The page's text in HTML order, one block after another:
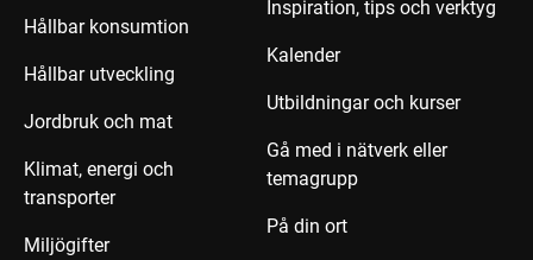
Hållbar konsumtion
Hållbar utveckling
Jordbruk och mat
Klimat, energi och
transporter
Miljögifter
Inspiration, tips och verktyg
Kalender
Utbildningar och kurser
Gå med i nätverk eller
temagrupp
På din ort